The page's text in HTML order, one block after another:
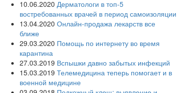
10.06.2020 Дерматологи в топ-5
востребованных врачей в период самоизоляции
13.04.2020 Онлайн-продажа лекарств все
ближе
29.03.2020 Помощь по интернету во время
карантина
27.03.2019 Вспышки давно забытых инфекций
15.03.2019 Телемедицина теперь помогает и в
военной медицине